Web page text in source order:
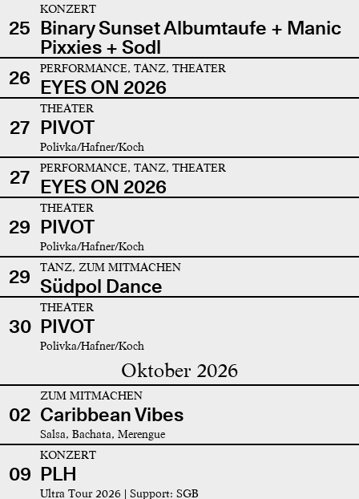
25
KONZERT
Binary Sunset Albumtaufe + Manic
Pixxies + Sodl
26
PERFORMANCE, TANZ, THEATER
EYES ON 2026
27
THEATER
PIVOT
Polivka/Hafner/Koch
27 PERFORMANCE, TANZ, THEATER
EYES ON 2026
29
THEATER
PIVOT
Polivka/Hafner/Koch
29 TANZ, ZUM MITMACHEN
Südpol Dance
30
THEATER
PIVOT
Polivka/Hafner/Koch
Oktober 2026
02
ZUM MITMACHEN
Caribbean Vibes
Salsa, Bachata, Merengue
09
KONZERT
PLH
Ultra Tour 2026 | Support: SGB